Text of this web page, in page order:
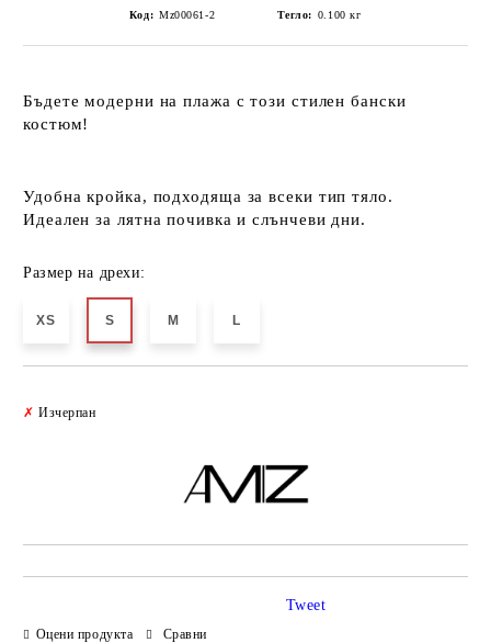
Код: Mz00061-2 Тегло: 0.100 кг
Бъдете модерни на плажа с този стилен бански
костюм!
Удобна кройка, подходяща за всеки тип тяло.
Идеален за лятна почивка и слънчеви дни.
Размер на дрехи:
XS S M L
✗ Изчерпан
Оцени продукта Сравни
Tweet